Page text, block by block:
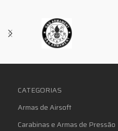
CATEGORIAS
Armas de Airsoft
Carabinas e Armas de Pressão